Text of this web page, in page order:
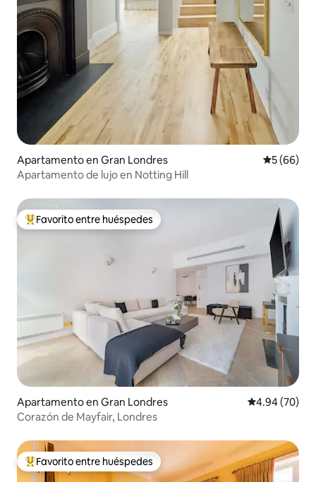
Apartamento en Gran Londres
5 (66)
Apartamento de lujo en Notting Hill
Favorito entre huéspedes preferido
Favorito entre huéspedes
Apartamento en Gran Londres Calificación
4.94 (70)
Corazón de Mayfair, Londres
Favorito entre huéspedes preferido
Favorito entre huéspedes